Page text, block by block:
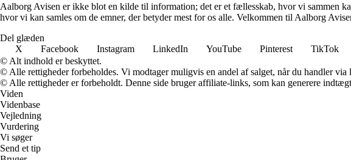
Aalborg Avisen er ikke blot en kilde til information; det er et fællesskab, hvor vi sammen
hvor vi kan samles om de emner, der betyder mest for os alle. Velkommen til Aalborg
Del glæden
X
Facebook Instagram LinkedIn YouTube Pinterest TikTok
© Alt indhold er beskyttet.
© Alle rettigheder forbeholdes. Vi modtager muligvis en andel af salget, når du handler via
© Alle rettigheder er forbeholdt. Denne side bruger affiliate-links, som kan generere
Viden
Videnbase
Vejledning
Vurdering
Vi søger
Send et tip